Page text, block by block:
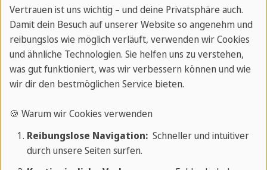
MALTA
St. Julian's
Erlebe einen einzigartigen Campus, nur
wenige Minuten von der Küste und St.
Julians entfernt
Vertrauen ist uns wichtig – und deine Privatsphäre auch.
Damit dein Besuch auf unserer Website so angenehm und
reibungslos wie möglich verläuft, verwenden wir Cookies
und ähnliche Technologien. Sie helfen uns zu verstehen,
was gut funktioniert, was wir verbessern können und wie
wir dir den bestmöglichen Service bieten.
🍪 Warum wir Cookies verwenden
Reibungslose Navigation:Schneller und intuitiver
durch unsere Seiten surfen.